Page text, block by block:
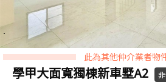
此為其他仲介業者物
學甲大面寬獨棟新車墅A2